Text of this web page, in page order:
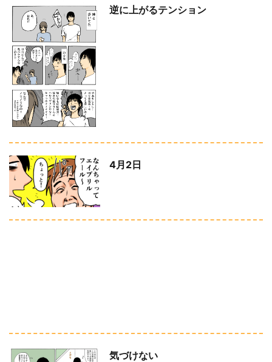
逆に上がるテンション
4月2日
気づけない